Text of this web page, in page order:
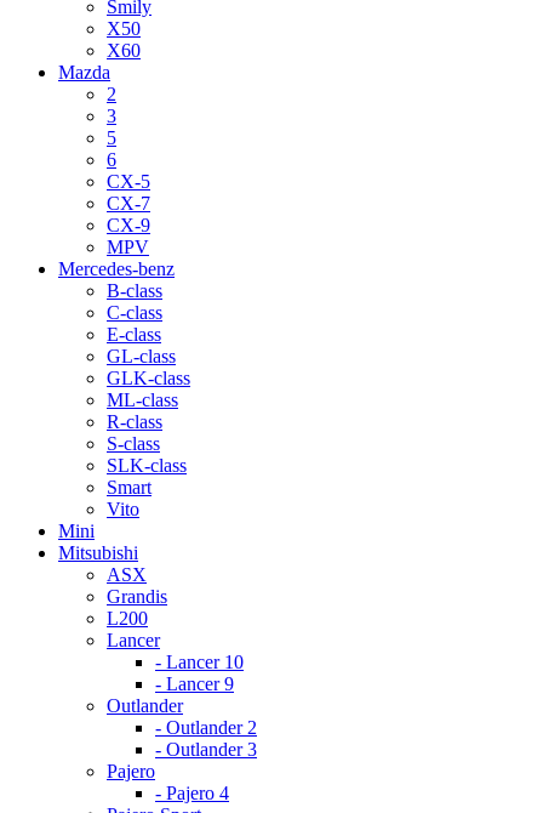
Smily
X50
X60
Mazda
2
3
5
6
CX-5
CX-7
CX-9
MPV
Mercedes-benz
B-class
C-class
E-class
GL-class
GLK-class
ML-class
R-class
S-class
SLK-class
Smart
Vito
Mini
Mitsubishi
ASX
Grandis
L200
Lancer
- Lancer 10
- Lancer 9
Outlander
- Outlander 2
- Outlander 3
Pajero
- Pajero 4